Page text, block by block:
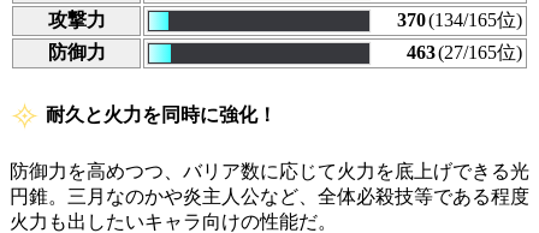
攻撃力
370(134/165位)
防御力
463(27/165位)
耐久と火力を同時に強化！
防御力を高めつつ、バリア数に応じて火力を底上げできる光
円錐。三月なのかや炎主人公など、全体必殺技等である程度
火力も出したいキャラ向けの性能だ。